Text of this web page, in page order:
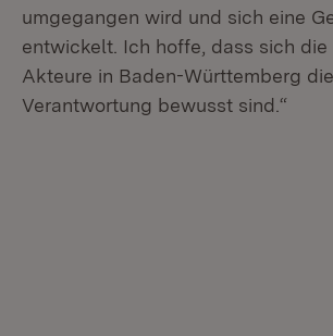
umgegangen wird und sich eine
entwickelt. Ich hoffe, dass sich
Akteure in Baden-Württemberg
Verantwortung bewusst sind.“